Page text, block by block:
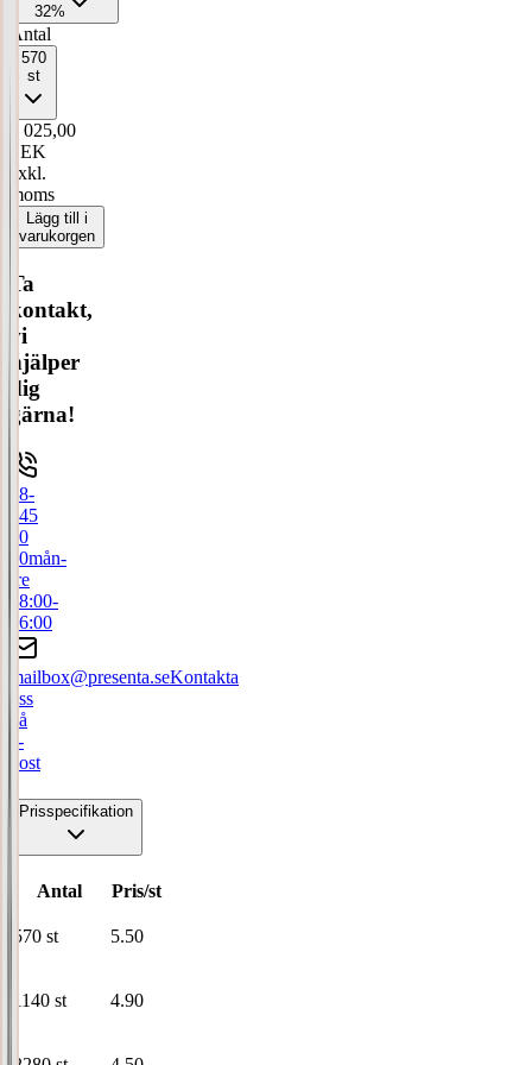
32%
Antal
570
st
4 025,00
SEK
exkl.
moms
Lägg till i
varukorgen
Ta
kontakt,
vi
hjälper
dig
gärna!
08-
445
50
00mån-
fre
08:00-
16:00
mailbox@presenta.seKontakta
oss
på
e-
post
Prisspecifikation
Antal Pris/st
570 st 5.50
1140 st 4.90